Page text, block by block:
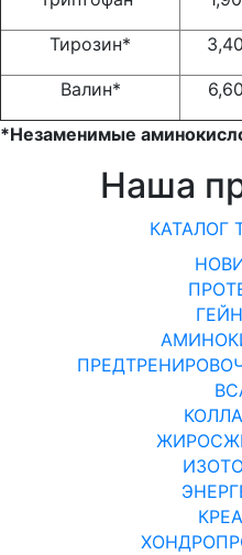
Тирозин* 3,40
Валин* 6,60
*Незаменимые
Наша
КАТАЛОГ